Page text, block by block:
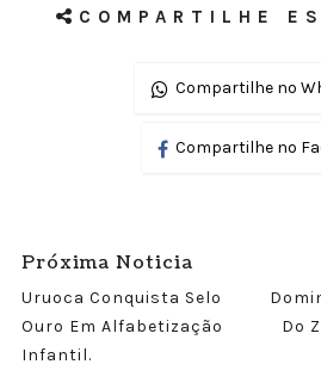
COMPARTILHE
Compartilhe no
Compartilhe no
Próxima Noticia
Uruoca Conquista Selo
Ouro Em Alfabetização
Infantil.
Do